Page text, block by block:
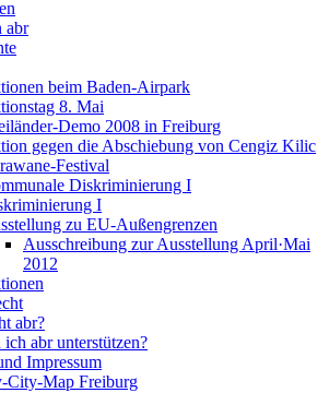
abr
beim Baden-Airpark
8. Mai
Demo 2008 in Freiburg
gegen die Abschiebung von Cengiz Kilic
Festival
Diskriminierung I
I
zu EU-Außengrenzen
Ausschreibung zur Ausstellung April·Mai
2012
abr?
abr unterstützen?
Impressum
City-Map Freiburg